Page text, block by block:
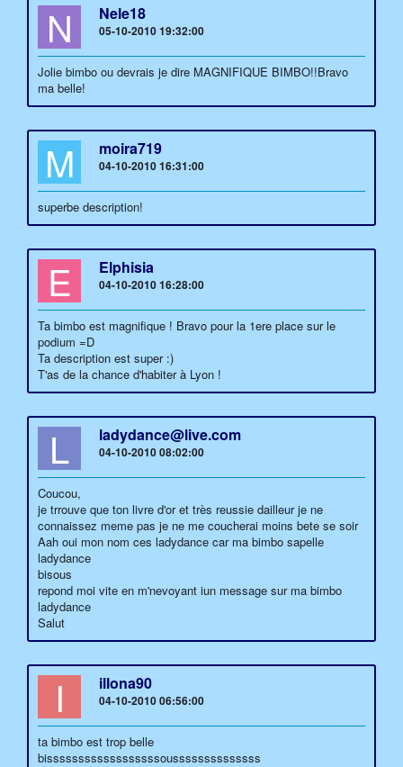
N Nele18
05-10-2010 19:32:00
Jolie bimbo ou devrais je dire MAGNIFIQUE BIMBO!!Bravo
ma belle!
M moira719
04-10-2010 16:31:00
superbe description!
E Elphisia
04-10-2010 16:28:00
Ta bimbo est magnifique ! Bravo pour la 1ere place sur le
podium =D
Ta description est super :)
T'as de la chance d'habiter à Lyon !
L ladydance@live.com
04-10-2010 08:02:00
Coucou,
je trrouve que ton livre d'or et très reussie dailleur je ne
connaissez meme pas je ne me coucherai moins bete se soir
Aah oui mon nom ces ladydance car ma bimbo sapelle
ladydance
bisous
repond moi vite en m'nevoyant iun message sur ma bimbo
ladydance
Salut
I illona90
04-10-2010 06:56:00
ta bimbo est trop belle
bissssssssssssssssssoussssssssssssss